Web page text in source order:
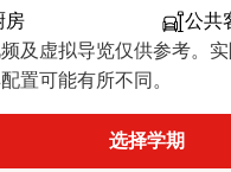
房
公共
及虚拟导览仅供参考。
置可能有所不同。
选择学期